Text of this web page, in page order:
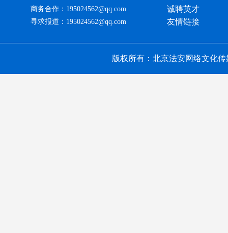
商务合作：195024562@qq.com
寻求报道：195024562@qq.com
诚聘英才
友情链接
版权所有：北京法安网络文化